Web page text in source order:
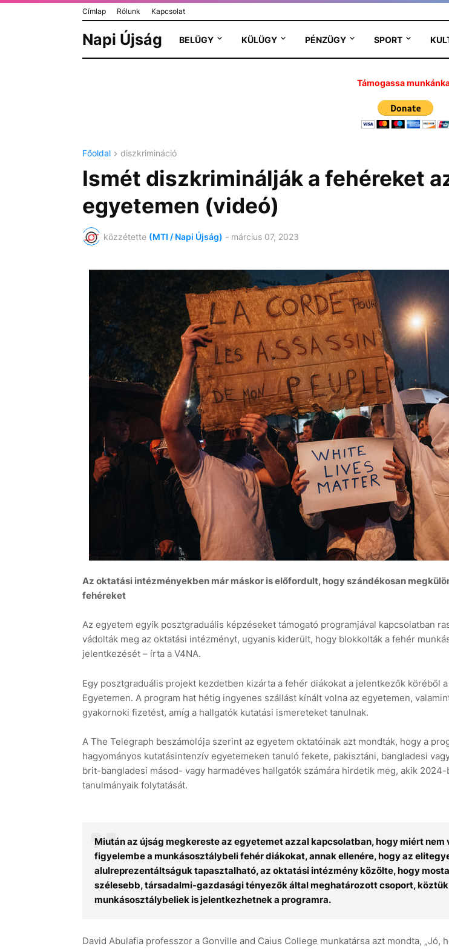
Címlap Rólunk Kapcsolat
Napi Újság BELÜGY KÜLÜGY PÉNZÜGY SPORT
Támogassa
Főoldal diszkrimináció
Ismét diszkriminálják a fehéreket
egyetemen (videó)
közzétette (MTI / Napi Újság) - március 07, 2023
Az oktatási intézményekben már máskor is előfordult, hogy szándékosan
fehéreket
Az egyetem egyik posztgraduális képzéseket támogató programjával kapcsolatban
vádolták meg az oktatási intézményt, ugyanis kiderült, hogy blokkolták a fehér
jelentkezését – írta a V4NA.
Egy posztgraduális projekt kezdetben kizárta a fehér diákokat a jelentkezők köréből
Egyetemen. A program hat hétig ingyenes szállást kínált volna az egyetemen,
gyakornoki fizetést, amíg a hallgatók kutatási ismereteket tanulnak.
A The Telegraph beszámolója szerint az egyetem oktatóinak azt mondták, hogy a
hagyományos kutatásintenzív egyetemeken tanuló fekete, pakisztáni, bangladesi
brit-bangladesi másod- vagy harmadéves hallgatók számára hirdetik meg, akik
tanulmányaik folytatását.
Miután az újság megkereste az egyetemet azzal kapcsolatban, hogy miért nem
figyelembe a munkásosztálybeli fehér diákokat, annak ellenére, hogy az
alulreprezentáltságuk tapasztalható, az oktatási intézmény közölte, hogy
szélesebb, társadalmi-gazdasági tényezők által meghatározott csoport, köztük
munkásosztálybeliek is jelentkezhetnek a programra.
David Abulafia professzor a Gonville and Caius College munkatársa azt mondta, „Jó,